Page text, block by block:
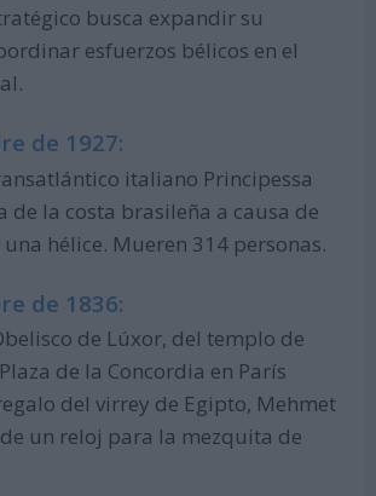
busca expandir su
esfuerzos bélicos en el
de 1927:
italiano Principessa
de la costa brasileña a causa de
hélice. Mueren 314 personas.
de 1836:
de Lúxor, del templo de
de la Concordia en París
del virrey de Egipto, Mehmet
un reloj para la mezquita de